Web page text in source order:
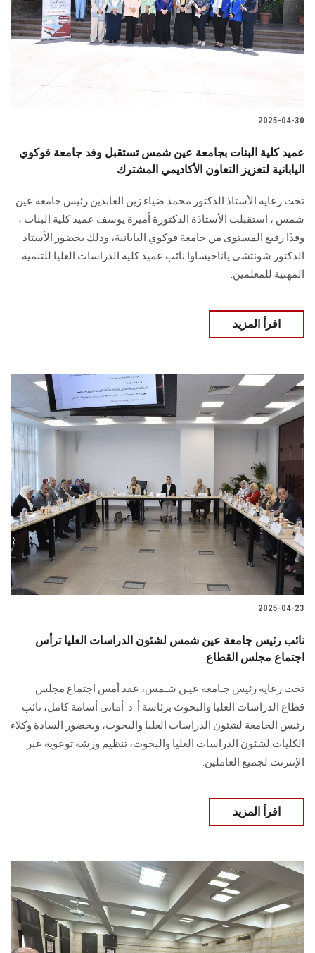
الطلاب
الدراسات العليا
الزائـرون
سجل الان
2025-04-30
عميد كلية البنات بجامعة عين شمس تستقبل وفد جامعة فوكوي
اليابانية لتعزيز التعاون الأكاديمي المشترك
تحت رعاية الأستاذ الدكتور محمد ضياء زين العابدين رئيس جامعة عين
شمس ، استقبلت الأستاذة الدكتورة أميرة يوسف عميد كلية البنات ،
وفدًا رفيع المستوى من جامعة فوكوي اليابانية، وذلك بحضور الأستاذ
الدكتور شونتشي ياناجيساوا نائب عميد كلية الدراسات العليا للتنمية
المهنية للمعلمين.
اقرأ المزيد
2025-04-23
نائب رئيس جامعة عين شمس لشئون الدراسات العليا ترأس
اجتماع مجلس القطاع
تحت رعاية رئيس جـامعة عيـن شـمس، عقد أمس اجتماع مجلس
قطاع الدراسات العليا والبحوث برئاسة أ. د. أماني أسامة كامل، نائب
رئيس الجامعة لشئون الدراسات العليا والبحوث، وبحضور السادة وكلاء
الكليات لشئون الدراسات العليا والبحوث، تنظيم ورشة توعوية عبر
الإنترنت لجميع العاملين.
اقرأ المزيد